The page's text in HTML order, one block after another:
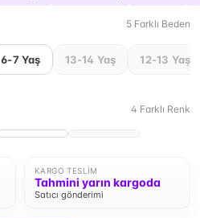
5 Farklı Beden
6-7 Yaş 13-14 Yaş 12-13 Yaş
4 Farklı Renk
KARGO TESLIM
Tahmini yarın kargoda
Satıcı gönderimi